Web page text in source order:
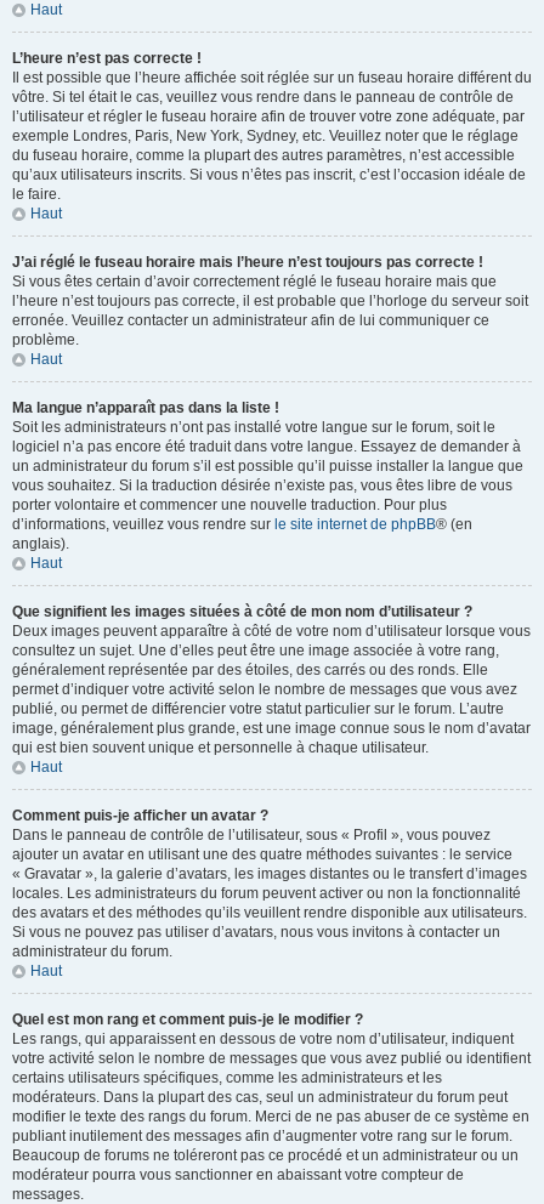
Haut
L’heure n’est pas correcte !
Il est possible que l’heure affichée soit réglée sur un fuseau horaire différent du
vôtre. Si tel était le cas, veuillez vous rendre dans le panneau de contrôle de
l’utilisateur et régler le fuseau horaire afin de trouver votre zone adéquate, par
exemple Londres, Paris, New York, Sydney, etc. Veuillez noter que le réglage
du fuseau horaire, comme la plupart des autres paramètres, n’est accessible
qu’aux utilisateurs inscrits. Si vous n’êtes pas inscrit, c’est l’occasion idéale de
le faire.
Haut
J’ai réglé le fuseau horaire mais l’heure n’est toujours pas correcte !
Si vous êtes certain d’avoir correctement réglé le fuseau horaire mais que
l’heure n’est toujours pas correcte, il est probable que l’horloge du serveur soit
erronée. Veuillez contacter un administrateur afin de lui communiquer ce
problème.
Haut
Ma langue n’apparaît pas dans la liste !
Soit les administrateurs n’ont pas installé votre langue sur le forum, soit le
logiciel n’a pas encore été traduit dans votre langue. Essayez de demander à
un administrateur du forum s’il est possible qu’il puisse installer la langue que
vous souhaitez. Si la traduction désirée n’existe pas, vous êtes libre de vous
porter volontaire et commencer une nouvelle traduction. Pour plus
d’informations, veuillez vous rendre sur le site internet de phpBB® (en
anglais).
Haut
Que signifient les images situées à côté de mon nom d’utilisateur ?
Deux images peuvent apparaître à côté de votre nom d’utilisateur lorsque vous
consultez un sujet. Une d’elles peut être une image associée à votre rang,
généralement représentée par des étoiles, des carrés ou des ronds. Elle
permet d’indiquer votre activité selon le nombre de messages que vous avez
publié, ou permet de différencier votre statut particulier sur le forum. L’autre
image, généralement plus grande, est une image connue sous le nom d’avatar
qui est bien souvent unique et personnelle à chaque utilisateur.
Haut
Comment puis-je afficher un avatar ?
Dans le panneau de contrôle de l’utilisateur, sous « Profil », vous pouvez
ajouter un avatar en utilisant une des quatre méthodes suivantes : le service
« Gravatar », la galerie d’avatars, les images distantes ou le transfert d’images
locales. Les administrateurs du forum peuvent activer ou non la fonctionnalité
des avatars et des méthodes qu’ils veuillent rendre disponible aux utilisateurs.
Si vous ne pouvez pas utiliser d’avatars, nous vous invitons à contacter un
administrateur du forum.
Haut
Quel est mon rang et comment puis-je le modifier ?
Les rangs, qui apparaissent en dessous de votre nom d’utilisateur, indiquent
votre activité selon le nombre de messages que vous avez publié ou identifient
certains utilisateurs spécifiques, comme les administrateurs et les
modérateurs. Dans la plupart des cas, seul un administrateur du forum peut
modifier le texte des rangs du forum. Merci de ne pas abuser de ce système en
publiant inutilement des messages afin d’augmenter votre rang sur le forum.
Beaucoup de forums ne toléreront pas ce procédé et un administrateur ou un
modérateur pourra vous sanctionner en abaissant votre compteur de
messages.